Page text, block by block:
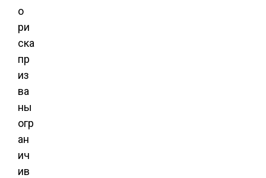
о
ри
ска
пр
из
ва
ны
огр
ан
ич
ив